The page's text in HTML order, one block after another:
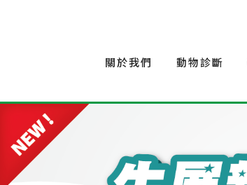
關於我們 動物診斷